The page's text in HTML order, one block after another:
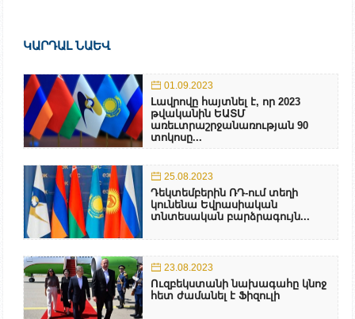
ԿԱՐԴԱԼ ՆԱԵՎ
01.09.2023
Լավրովը հայտնել է, որ 2023
թվականին ԵԱՏՄ
առեւտրաշրջանառության 90
տոկոսը...
25.08.2023
Դեկտեմբերին ՌԴ-ում տեղի
կունենա Եվրասիական
տնտեսական բարձրագույն...
23.08.2023
Ուզբեկստանի նախագահը կնոջ
հետ ժամանել է Ֆիզուլի